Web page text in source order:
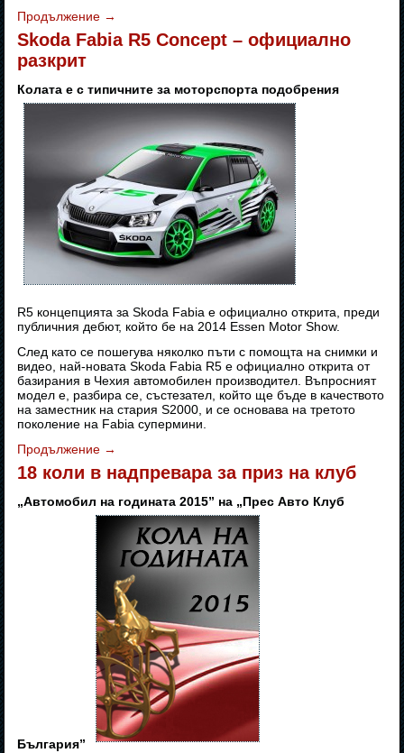
Продължение →
Skoda Fabia R5 Concept – официално
разкрит
Колата е с типичните за моторспорта подобрения
R5 концепцията за Skoda Fabia е официално открита, преди
публичния дебют, който бе на 2014 Essen Motor Show.
След като се пошегува няколко пъти с помощта на снимки и
видео, най-новата Skoda Fabia R5 е официално открита от
базирания в Чехия автомобилен производител. Въпросният
модел е, разбира се, състезател, който ще бъде в качеството
на заместник на стария S2000, и се основава на третото
поколение на Fabia супермини.
Продължение →
18 коли в надпревара за приз на клуб
„Автомобил на годината 2015” на „Прес Авто Клуб
България”